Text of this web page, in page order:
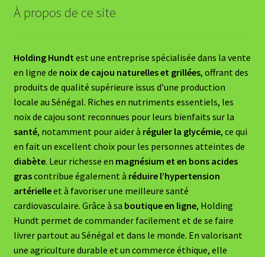
À propos de ce site
Holding Hundtest une entreprise spécialisée dans la vente
en ligne de noix de cajou naturelles et grillées, offrant des
produits de qualité supérieure issus d’une production
locale au Sénégal. Riches en nutriments essentiels, les
noix de cajou sont reconnues pour leurs bienfaits sur la
santé, notamment pour aider à réguler la glycémie, ce qui
en fait un excellent choix pour les personnes atteintes de
diabète. Leur richesse en magnésium et en bons acides
grascontribue également à réduire l’hypertension
artérielleet à favoriser une meilleure santé
cardiovasculaire. Grâce à sa boutique en ligne, Holding
Hundt permet de commander facilement et de se faire
livrer partout au Sénégal et dans le monde. En valorisant
une agriculture durable et un commerce éthique, elle